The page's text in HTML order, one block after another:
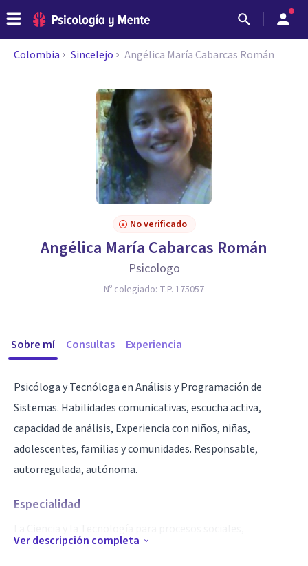
Colombia Sincelejo Angélica María Cabarcas Román
No verificado
Angélica María Cabarcas Román
Psicologo
Nº colegiado: T.P. 175057
Sobre mí Consultas Experiencia
Psicóloga y Tecnóloga en Análisis y Programación de
Sistemas. Habilidades comunicativas, escucha activa,
capacidad de análisis, Experiencia con niños, niñas,
adolescentes, familias y comunidades. Responsable,
autorregulada, autónoma.
Especialidad
comunitarios y familiares.
Ver descripción completa